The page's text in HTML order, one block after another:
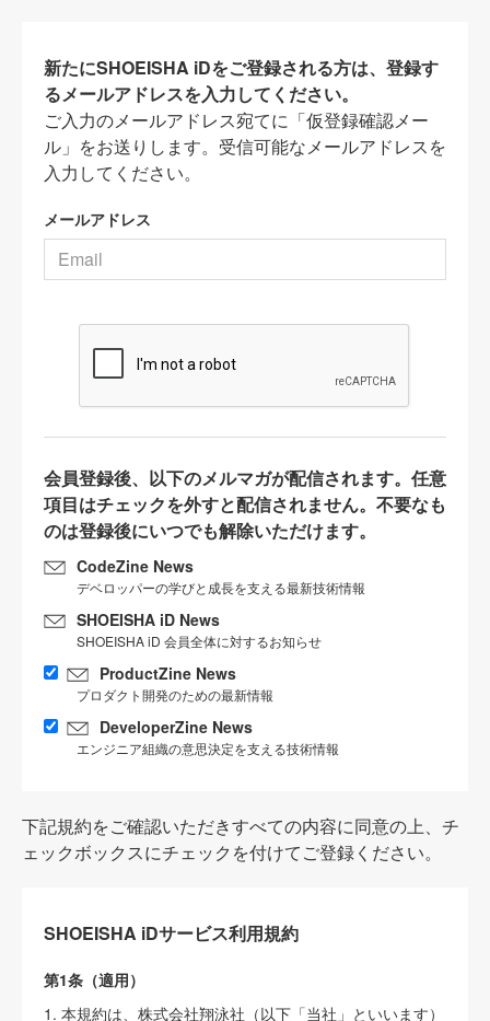
新たにSHOEISHA iDをご登録される方は、登録す
るメールアドレスを入力してください。
ご入力のメールアドレス宛てに「仮登録確認メー
ル」をお送りします。受信可能なメールアドレスを
入力してください。
メールアドレス
会員登録後、以下のメルマガが配信されます。任意
項目はチェックを外すと配信されません。不要なも
のは登録後にいつでも解除いただけます。
CodeZine News
デベロッパーの学びと成長を支える最新技術情報
SHOEISHA iD News
SHOEISHA iD 会員全体に対するお知らせ
ProductZine News
プロダクト開発のための最新情報
DeveloperZine News
エンジニア組織の意思決定を支える技術情報
下記規約をご確認いただきすべての内容に同意の上、チ
ェックボックスにチェックを付けてご登録ください。
SHOEISHA iDサービス利用規約
第1条（適用）
1. 本規約は、株式会社翔泳社（以下「当社」といいます）